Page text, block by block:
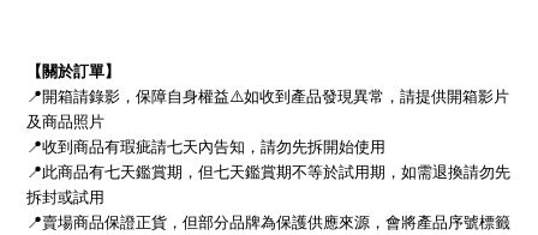
【關於訂單】
📍開箱請錄影，保障自身權益⚠如收到產品發現異常，請提供開箱影片
及商品照片
📍收到商品有瑕疵請七天內告知，請勿先拆開始使用
📍此商品有七天鑑賞期，但七天鑑賞期不等於試用期， 如需退換請勿先
拆封或試用
📍賣場商品保證正貨，但部分品牌為保護供應來源，會將產品序號標籤